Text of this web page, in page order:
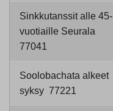
Sinkkutanssit alle 45-
vuotiaille Seurala
77041
Soolobachata alkeet
syksy 77221